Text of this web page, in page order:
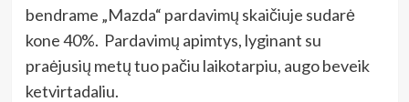
bendrame „Mazda“ pardavimų skaičiuje sudarė
kone 40%. Pardavimų apimtys, lyginant su
praėjusių metų tuo pačiu laikotarpiu, augo beveik
ketvirtadaliu.